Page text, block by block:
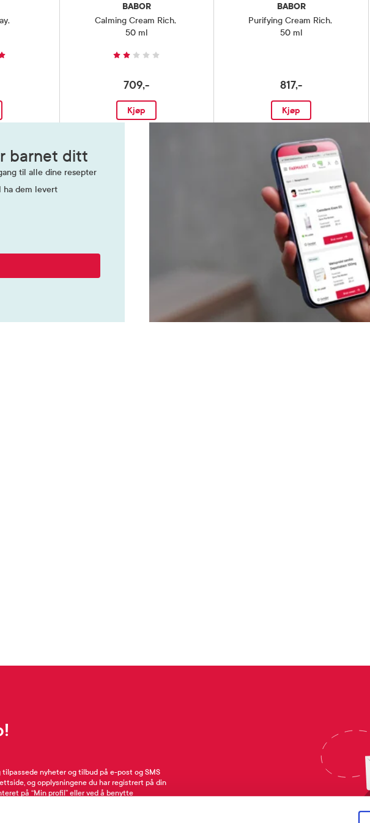
,
BABOR
Calming Cream Rich,
50 ml
709,-
Kjøp
BABOR
Purifying Cream Rich,
50 ml
817,-
Kjøp
barnet ditt
til alle dine resepter
ha dem levert
nyheter og tilbud på e-post og SMS
og opplysningene du har registrert på din
på “Min profil” eller ved å benytte